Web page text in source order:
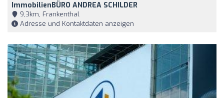
ImmobilienBÜRO ANDREA SCHILDER
9,3km, Frankenthal
Adresse und Kontaktdaten anzeigen